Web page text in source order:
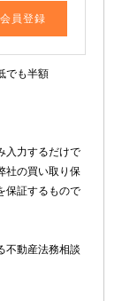
員登録
でも半額
入力するだけで
社の買い取り保
保証するもので
不動産法務相談